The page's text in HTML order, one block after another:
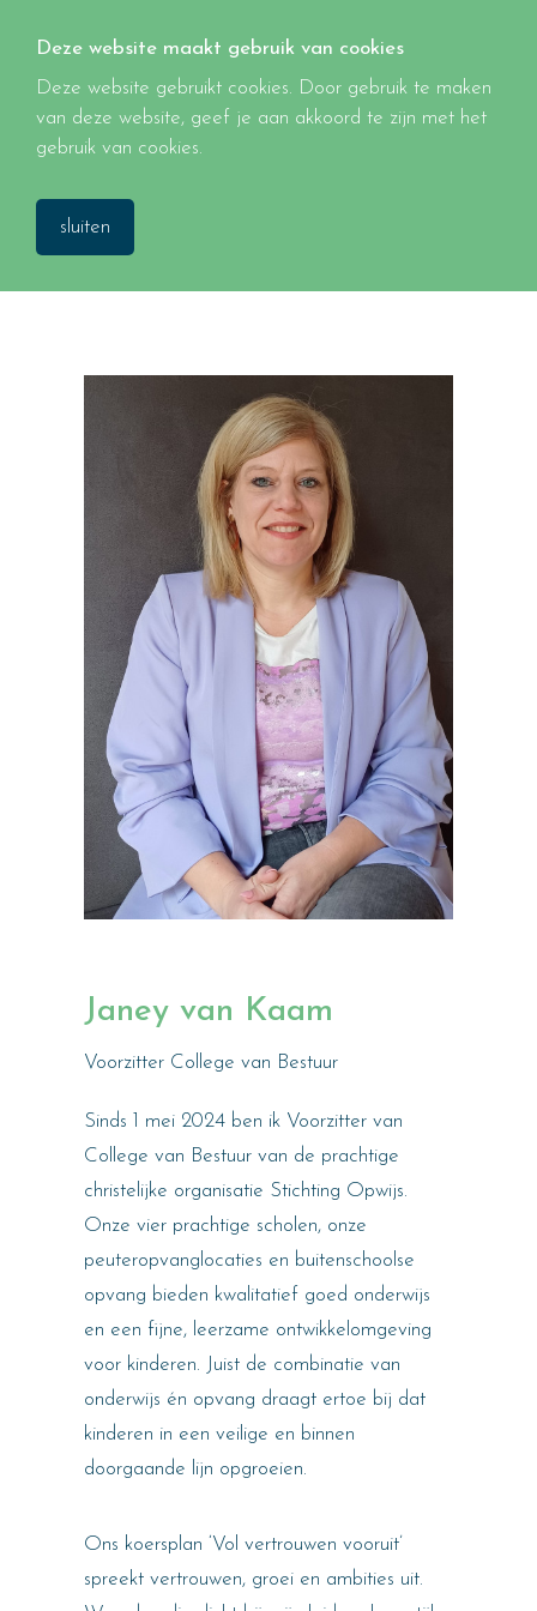
Deze website maakt gebruik van cookies
Deze website gebruikt cookies. Door gebruik te maken
van deze website, geef je aan akkoord te zijn met het
gebruik van cookies.
sluiten
Janey van Kaam
Voorzitter College van Bestuur
Sinds 1 mei 2024 ben ik Voorzitter van
College van Bestuur van de prachtige
christelijke organisatie Stichting Opwijs.
Onze vier prachtige scholen, onze
peuteropvanglocaties en buitenschoolse
opvang bieden kwalitatief goed onderwijs
en een fijne, leerzame ontwikkelomgeving
voor kinderen. Juist de combinatie van
onderwijs én opvang draagt ertoe bij dat
kinderen in een veilige en binnen
doorgaande lijn opgroeien.
Ons koersplan ‘Vol vertrouwen vooruit’
spreekt vertrouwen, groei en ambities uit.